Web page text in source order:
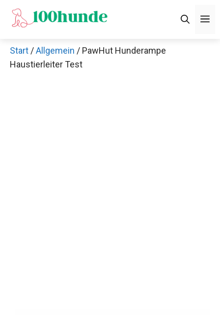
Zum
Inhalt
Start /Allgemein / PawHut Hunderampe
Haustierleiter Test